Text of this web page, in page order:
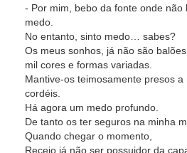
- Por mim, bebo da fonte onde não
medo.
No entanto, sinto medo… sabes?
Os meus sonhos, já não são
mil cores e formas variadas.
Mantive-os teimosamente presos a
cordéis.
Há agora um medo profundo.
De tanto os ter seguros na minha
Quando chegar o momento,
Receio já não ser possuidor da